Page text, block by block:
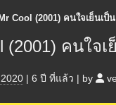
Cool (2001) คนใจเย็นเป็
(2001) คนใจ
| 6 ปี ที่แล้ว | by